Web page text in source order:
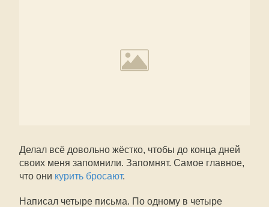
Делал всё довольно жёстко, чтобы до конца дней
своих меня запомнили. Запомнят. Самое главное,
что они курить бросают.
Написал четыре письма. По одному в четыре